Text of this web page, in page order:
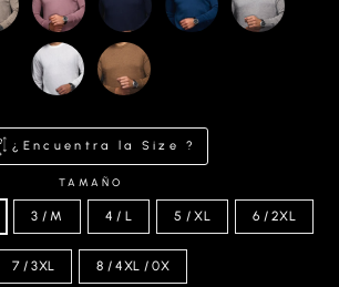
¿Encuentra la Size ?
TAMAÑO
3 / M 4 / L 5 / XL 6 / 2XL
7 / 3XL 8 / 4XL / 0X